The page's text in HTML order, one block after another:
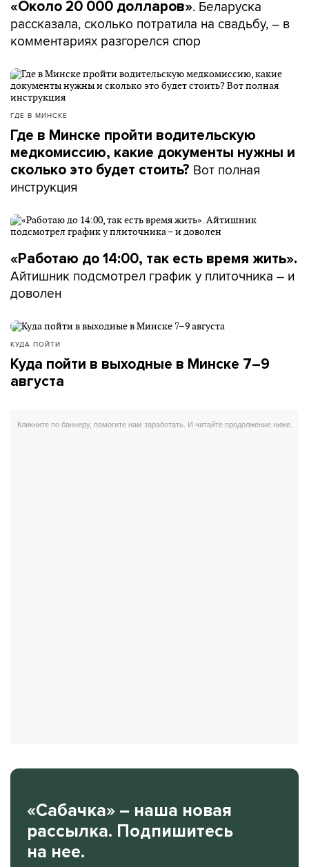
«Около 20 000 долларов». Беларуска
рассказала, сколько потратила на свадьбу, – в
комментариях разгорелся спор
ГДЕ В МИНСКЕ
Где в Минске пройти водительскую
медкомиссию, какие документы нужны и
сколько это будет стоить? Вот полная
инструкция
«Работаю до 14:00, так есть время жить».
Айтишник подсмотрел график у плиточника – и
доволен
КУДА ПОЙТИ
Куда пойти в выходные в Минске 7–9
августа
«Сабачка» – наша новая
рассылка. Подпишитесь
на нее.